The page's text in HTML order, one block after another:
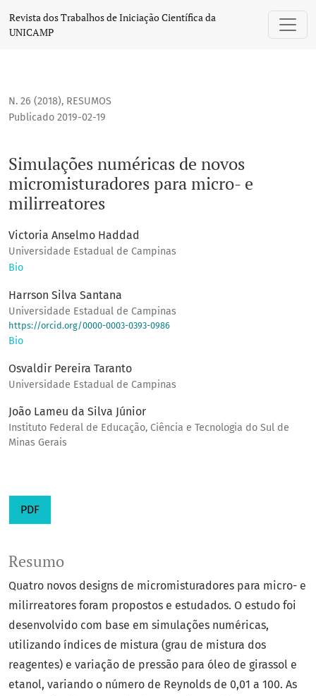
Simulações numéricas de novos micromisturadores para
Revista dos Trabalhos de Iniciação Científica da
UNICAMP
N. 26 (2018), RESUMOS
Simulações numéricas de novos
micromisturadores para micro- e
milirreatores
Publicado 2019-02-19
Victoria Anselmo Haddad
Universidade Estadual de Campinas
Bio
Harrson Silva Santana
Universidade Estadual de Campinas
https://orcid.org/0000-0003-0393-0986
Bio
Osvaldir Pereira Taranto
Universidade Estadual de Campinas
João Lameu da Silva Júnior
Instituto Federal de Educação, Ciência e Tecnologia do Sul de
Minas Gerais
PDF
Resumo
Quatro novos designs de micromisturadores para micro- e
milirreatores foram propostos e estudados. O estudo foi
desenvolvido com base em simulações numéricas,
utilizando índices de mistura (grau de mistura dos
reagentes) e variação de pressão para óleo de girassol e
etanol, variando o número de Reynolds de 0,01 a 100. As